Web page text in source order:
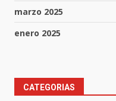
marzo 2025
enero 2025
CATEGORIAS